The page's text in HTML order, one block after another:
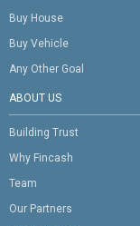
Buy House
Buy Vehicle
Any Other Goal
ABOUT US
Building Trust
Why Fincash
Team
Our Partners